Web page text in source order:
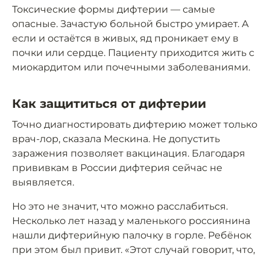
Токсические формы дифтерии — самые
опасные. Зачастую больной быстро умирает. А
если и остаётся в живых, яд проникает ему в
почки или сердце. Пациенту приходится жить с
миокардитом или почечными заболеваниями.
Как защититься от дифтерии
Точно диагностировать дифтерию может только
врач-лор, сказала Мескина. Не допустить
заражения позволяет вакцинация. Благодаря
прививкам в России дифтерия сейчас не
выявляется.
Но это не значит, что можно расслабиться.
Несколько лет назад у маленького россиянина
нашли дифтерийную палочку в горле. Ребёнок
при этом был привит. «Этот случай говорит, что,